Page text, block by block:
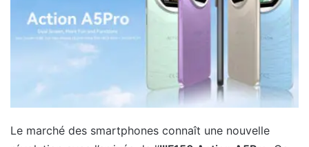
Le marché des smartphones connaît une nouvelle